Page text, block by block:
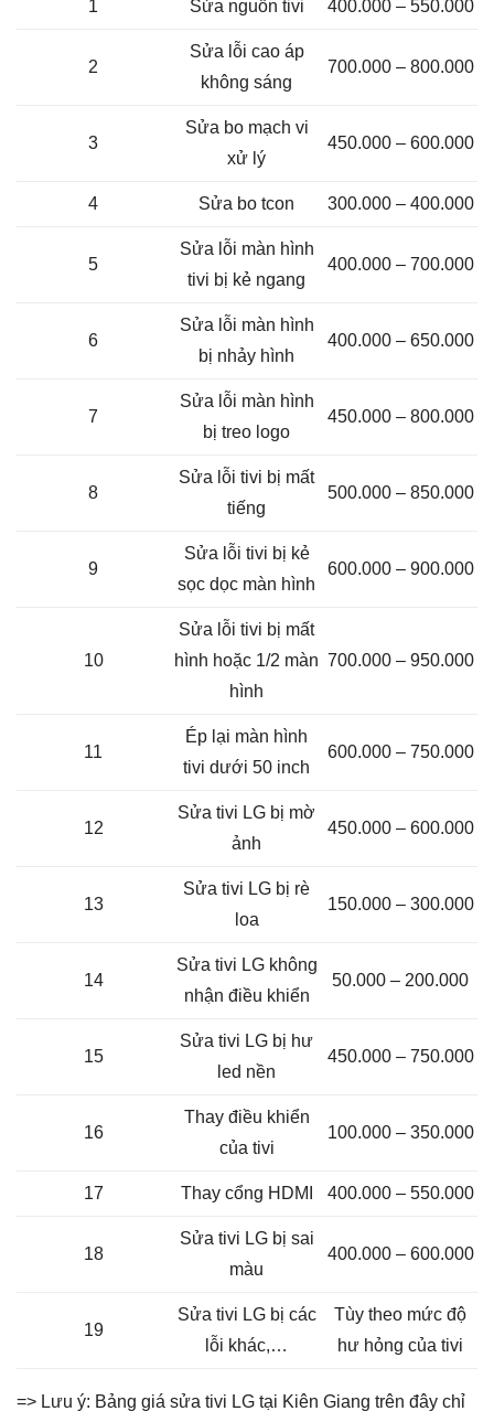
1 Sửa nguồn tivi 400.000 – 550.000
2
Sửa lỗi cao áp
không sáng
700.000 – 800.000
3
Sửa bo mạch vi
xử lý
450.000 – 600.000
4 Sửa bo tcon 300.000 – 400.000
5
Sửa lỗi màn hình
tivi bị kẻ ngang
400.000 – 700.000
6
Sửa lỗi màn hình
bị nhảy hình
400.000 – 650.000
7
Sửa lỗi màn hình
bị treo logo
450.000 – 800.000
8
Sửa lỗi tivi bị mất
tiếng
500.000 – 850.000
9
Sửa lỗi tivi bị kẻ
sọc dọc màn hình
600.000 – 900.000
10
Sửa lỗi tivi bị mất
hình hoặc 1/2 màn
hình
700.000 – 950.000
11
Ép lại màn hình
tivi dưới 50 inch
600.000 – 750.000
12
Sửa tivi LG bị mờ
ảnh
450.000 – 600.000
13
Sửa tivi LG bị rè
loa
150.000 – 300.000
14
Sửa tivi LG không
nhận điều khiển
50.000 – 200.000
15
Sửa tivi LG bị hư
led nền
450.000 – 750.000
16
Thay điều khiển
của tivi
100.000 – 350.000
17 Thay cổng HDMI 400.000 – 550.000
18
Sửa tivi LG bị sai
màu
400.000 – 600.000
19
Sửa tivi LG bị các
lỗi khác,…
Tùy theo mức độ
hư hỏng của tivi
=> Lưu ý: Bảng giá sửa tivi LG tại Kiên Giang trên đây chỉ